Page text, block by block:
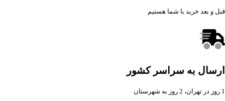
قبل و بعد خرید با شما هستیم
ارسال به سراسر کشور
1 روز در تهران، 2 روز به شهرستان